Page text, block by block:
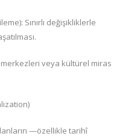
Sınırlı değişikliklerle
veya kültürel miras
—özellikle tarihî